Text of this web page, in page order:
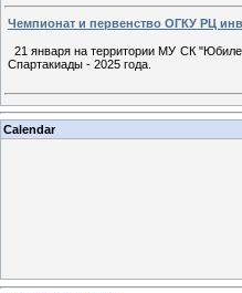
Чемпионат и первенство ОГКУ РЦ
21 января на территории МУ СК
Спартакиады - 2025 года.
Calendar